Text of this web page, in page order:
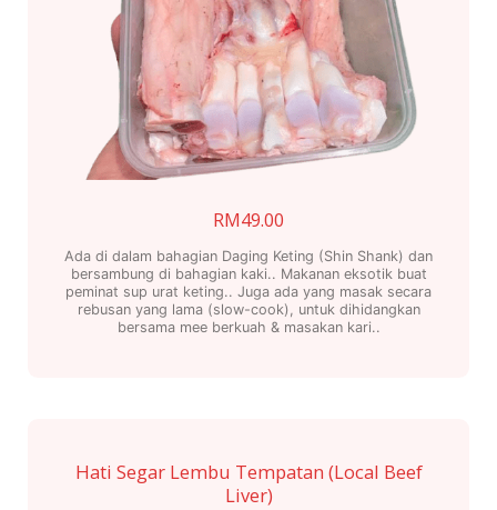
RM49.00
Ada di dalam bahagian Daging Keting (Shin Shank) dan
bersambung di bahagian kaki.. Makanan eksotik buat
peminat sup urat keting.. Juga ada yang masak secara
rebusan yang lama (slow-cook), untuk dihidangkan
bersama mee berkuah & masakan kari..
Hati Segar Lembu Tempatan (Local Beef
Liver)